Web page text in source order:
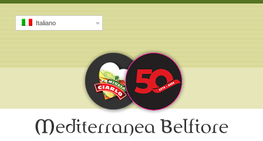
Italiano